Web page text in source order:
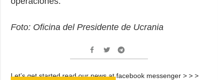
Foto: Oficina del Presidente de Ucrania
Let’s get started read our news at facebook messenger > > >